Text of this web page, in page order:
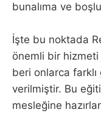
bunalıma ve
İşte bu noktada
önemli bir hizmeti
beri onlarca
verilmiştir. Bu
mesleğine